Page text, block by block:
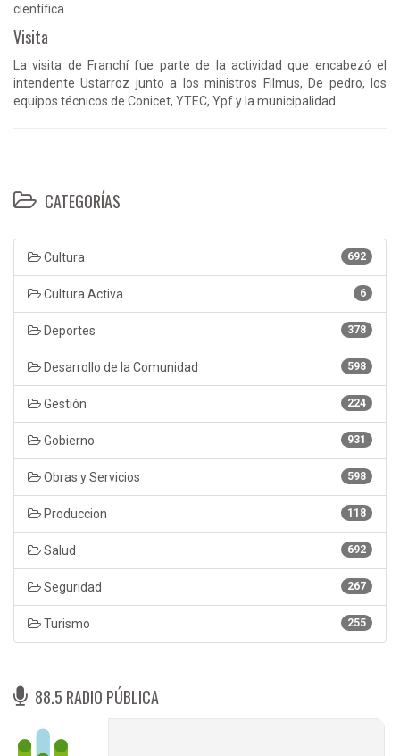
científica.
Visita
La visita de Franchí fue parte de la actividad que encabezó el
intendente Ustarroz junto a los ministros Filmus, De pedro, los
equipos técnicos de Conicet, YTEC, Ypf y la municipalidad.
CATEGORÍAS
692
Cultura
6
Cultura Activa
378
Deportes
598
Desarrollo de la Comunidad
224
Gestión
931
Gobierno
598
Obras y Servicios
118
Produccion
692
Salud
267
Seguridad
255
Turismo
88.5 RADIO PÚBLICA